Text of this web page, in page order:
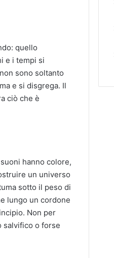
quello
e i tempi si
sono soltanto
e si disgrega. Il
ciò che è
hanno colore,
un universo
sotto il peso di
lungo un cordone
Non per
salvifico o forse